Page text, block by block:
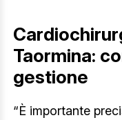
Taormina:
gestione
“È importante